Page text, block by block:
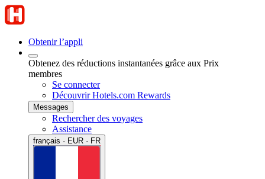
Obtenir l’appli
Obtenez des réductions instantanées grâce aux Prix
membres
Se connecter
Découvrir Hotels.com Rewards
Messages
Rechercher des voyages
Assistance
français · EUR · FR